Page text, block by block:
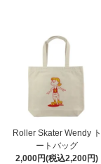
Roller Skater Wendy ト
ートバッグ
2,000円(税込2,200円)